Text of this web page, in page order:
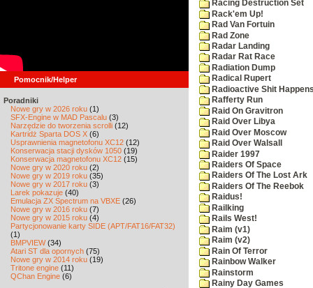
Pomocnik/Helper
Poradniki
Nowe gry w 2026 roku (1)
SFX-Engine w MAD Pascalu (3)
Narzędzie do tworzenia scrolli (12)
Kartridż Sparta DOS X (6)
Usprawnienia magnetofonu XC12 (12)
Konserwacja stacji dysków 1050 (19)
Konserwacja magnetofonu XC12 (15)
Nowe gry w 2020 roku (2)
Nowe gry w 2019 roku (35)
Nowe gry w 2017 roku (3)
Larek pokazuje (40)
Emulacja ZX Spectrum na VBXE (26)
Nowe gry w 2016 roku (7)
Nowe gry w 2015 roku (4)
Partycjonowanie karty SIDE (APT/FAT16/FAT32)
(1)
BMPVIEW(34)
Atari ST dla opornych (75)
Nowe gry w 2014 roku (19)
Tritone engine (11)
QChan Engine (6)
Racing Destruction Set
Rack'em Up!
Rad Van Fortuin
Rad Zone
Radar Landing
Radar Rat Race
Radiation Dump
Radical Rupert
Radioactive Shit
Rafferty Run
Raid On Gravitron
Raid Over Libya
Raid Over Moscow
Raid Over Walsall
Raider 1997
Raiders Of Space
Raiders Of The Lost Ark
Raiders Of The Reebok
Raidus!
Railking
Rails West!
Raim (v1)
Raim (v2)
Rain Of Terror
Rainbow Walker
Rainstorm
Rainy Day Games